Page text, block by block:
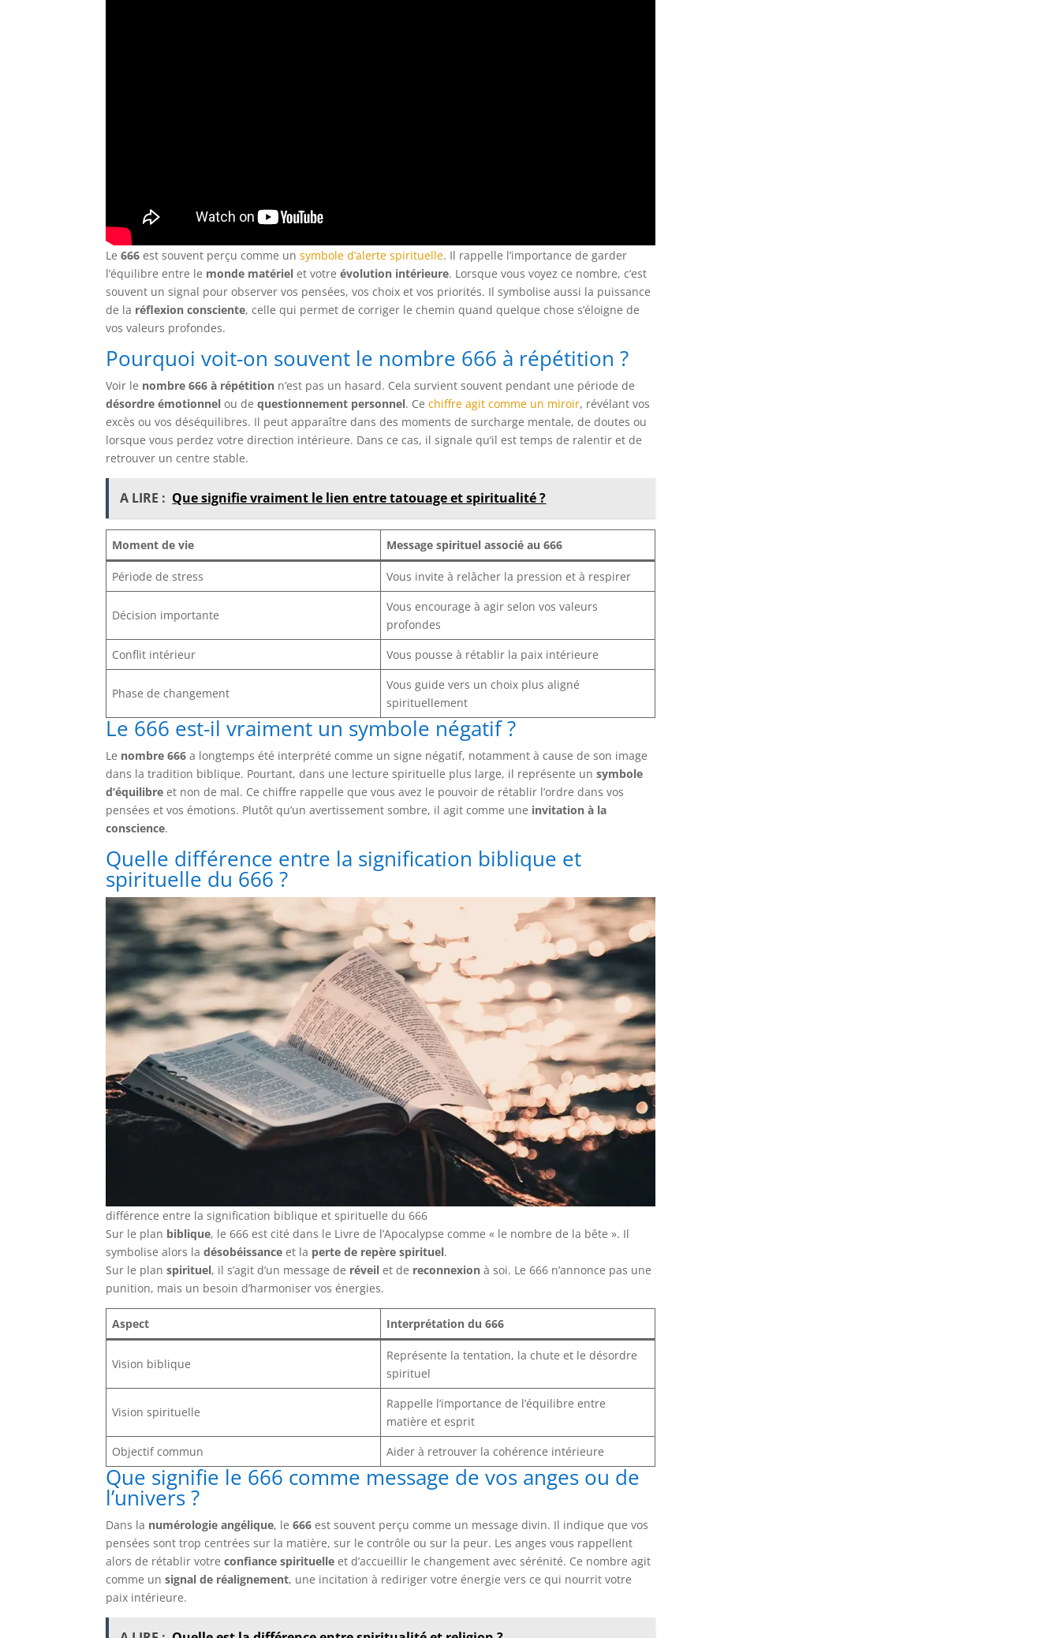
Le666 est souvent perçu comme unsymbole d’alerte spirituelle. Il rappelle l’importance de garder
l’équilibre entre le monde matériel et votreévolution intérieure. Lorsque vous voyez ce nombre, c’est
souvent un signal pour observer vos pensées, vos choix et vos priorités. Il symbolise aussi la puissance
de la réflexion consciente, celle qui permet de corriger le chemin quand quelque chose s’éloigne de
vos valeurs profondes.
Pourquoi voit-on souvent le nombre 666 à répétition ?
Voir le nombre 666 à répétition n’est pas un hasard. Cela survient souvent pendant une période de
désordre émotionnel ou dequestionnement personnel. Cechiffre agit comme un miroir, révélant vos
excès ou vos déséquilibres. Il peut apparaître dans des moments de surcharge mentale, de doutes ou
lorsque vous perdez votre direction intérieure. Dans ce cas, il signale qu’il est temps de ralentir et de
retrouver un centre stable.
A LIRE : Que signifie vraiment le lien entre tatouage et spiritualité ?
Moment de vie Message spirituel associé au 666
Période de stress Vous invite à relâcher la pression et à respirer
Décision importante
Vous encourage à agir selon vos valeurs
profondes
Conflit intérieur
Vous pousse à rétablir la paix intérieure
Phase de changement
Vous guide vers un choix plus aligné
spirituellement
Le 666 est-il vraiment un symbole négatif ?
Le nombre 666 a longtemps été interprété comme un signe négatif, notamment à cause de son image
dans la tradition biblique. Pourtant, dans une lecture spirituelle plus large, il représente unsymbole
d’équilibre et non de mal. Ce chiffre rappelle que vous avez le pouvoir de rétablir l’ordre dans vos
pensées et vos émotions. Plutôt qu’un avertissement sombre, il agit comme une invitation à la
conscience.
Quelle différence entre la signification biblique et
spirituelle du 666 ?
différence entre la signification biblique et spirituelle du 666
Sur le plan biblique, le 666 est cité dans le Livre de l’Apocalypse comme « le nombre de la bête ». Il
symbolise alors ladésobéissance et la perte de repère spirituel.
Sur le planspirituel, il s’agit d’un message de réveil et de reconnexion à soi. Le 666 n’annonce pas une
punition, mais un besoin d’harmoniser vos énergies.
Aspect Interprétation du 666
Vision biblique
Représente la tentation, la chute et le désordre
spirituel
Vision spirituelle
Rappelle l’importance de l’équilibre entre
matière et esprit
Objectif commun
Aider à retrouver la cohérence intérieure
Que signifie le 666 comme message de vos anges ou de
l’univers ?
Dans la numérologie angélique, le666 est souvent perçu comme un message divin. Il indique que vos
pensées sont trop centrées sur la matière, sur le contrôle ou sur la peur. Les anges vous rappellent
alors de rétablir votreconfiance spirituelle et d’accueillir le changement avec sérénité. Ce nombre agit
comme unsignal de réalignement, une incitation à rediriger votre énergie vers ce qui nourrit votre
paix intérieure.